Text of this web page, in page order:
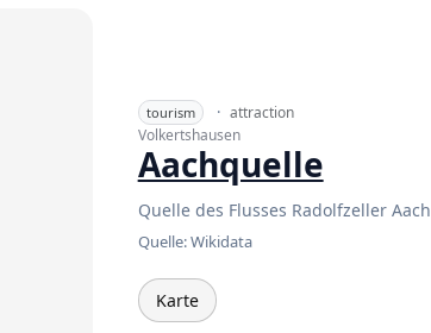
tourism · attraction
Volkertshausen
Aachquelle
Quelle des Flusses Radolfzeller Aach
Quelle: Wikidata
Karte